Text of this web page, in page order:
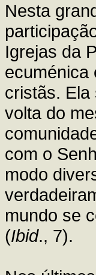
Nesta
Igrejas da
ecuménica
cristãs. Ela
volta do
com o
modo
mundo se
(Ibid., 7).